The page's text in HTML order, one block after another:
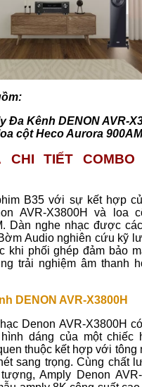
Đa Kênh DENON AVR-
cột Heco Aurora 900AM
CHI TIẾT COMBO
B35 với sự kết hợp
AVR-X3800H và loa
Dàn nghe nhạc được
Audio nghiên cứu kỹ
khi phối ghép đảm bảo
trải nghiệm âm thanh
DENON AVR-X3800H
Denon AVR-X3800H
dáng của một chiếc
thuộc kết hợp với tông
sang trọng. Cùng chất
Amply Denon AVR-